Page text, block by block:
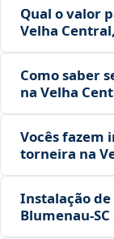
Qual o valor
Velha
Como saber
na Velha
Vocês fazem
torneira na
Instalação